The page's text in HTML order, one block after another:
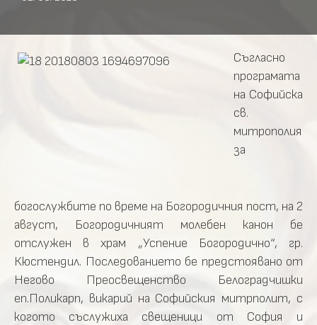
Съгласно
програмата
на Софийска
св.
митрополия
за
богослужбите по време на Богородичния пост, на 2
август, Богородичният молебен канон бе
отслужен в храм „Успение Богородично“, гр.
Кюстендил. Последованието бе предстоявано от
Негово Преосвещенство Белоградчишки
еп.Поликарп, викарий на Софийския митрполит, с
когото съслужиха свещеници от София и